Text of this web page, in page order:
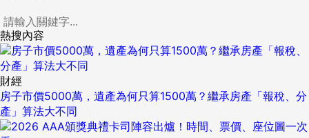
熱搜內容
財經
房子市價5000萬，遺產為何只算1500萬？繼承房產「報稅、分
產」算法大不同